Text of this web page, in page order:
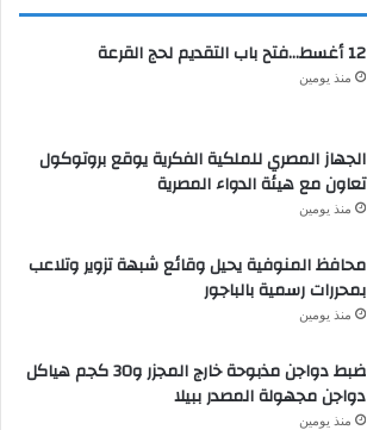
12 أغسط…فتح باب التقديم لحج القرعة
منذ يومين
الجهاز المصري للملكية الفكرية يوقع بروتوكول
تعاون مع هيئة الدواء المصرية
منذ يومين
محافظ المنوفية يحيل وقائع شبهة تزوير وتلاعب
بمحررات رسمية بالباجور
منذ يومين
ضبط دواجن مذبوحة خارج المجزر و30 كجم هياكل
دواجن مجهولة المصدر ببيلا
منذ يومين